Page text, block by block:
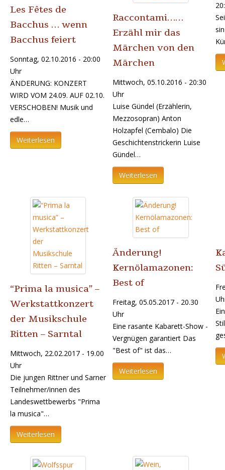
Les Fêtes de
Bacchus … wenn
Bacchus feiert
Sonntag, 02.10.2016 - 20:00
Uhr
ÄNDERUNG: KONZERT
WIRD VOM 24.09. AUF 02.10.
VERSCHOBEN! Musik und
edle…
Weiterlesen
Raccontami……
Erzähl mir das
Märchen von den
Märchen
Mittwoch, 05.10.2016 - 20:30
Uhr
Luise Gündel (Erzählerin,
Mezzosopran) Anton
Holzapfel (Cembalo) Die
Geschichtenstrickerin Luise
Gündel…
Weiterlesen
“Prima la musica” –
Werkstattkonzert
der Musikschule
Ritten – Sarntal
Mittwoch, 22.02.2017 - 19.00
Uhr
Die jungen Rittner und Sarner
Teilnehmer/innen des
Landeswettbewerbs "Prima
la musica"…
Weiterlesen
Änderung!
Kernölamazonen:
Best of
Freitag, 05.05.2017 - 20.30
Uhr
Eine rasante Kabarett-Show -
Vergnügen garantiert Das
"Best of" ist das…
Weiterlesen